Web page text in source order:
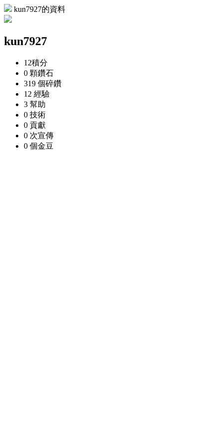
kun7927的資料
kun7927
12積分
0 顆鑽石
319 個碎鑽
12 經驗
3 幫助
0 技術
0 貢獻
0 次宣傳
0 個金豆